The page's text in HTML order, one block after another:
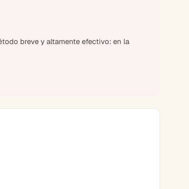
breve y altamente efectivo: en la